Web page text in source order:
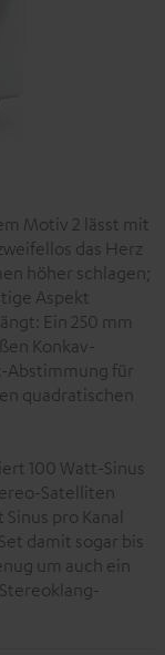
Motiv 2 lässt mit
das Herz
höher schlagen;
Aspekt
Ein 250 mm
Konkav-
Abstimmung für
quadratischen
100 Watt-Sinus
Satelliten
pro Kanal
damit sogar bis
um auch ein